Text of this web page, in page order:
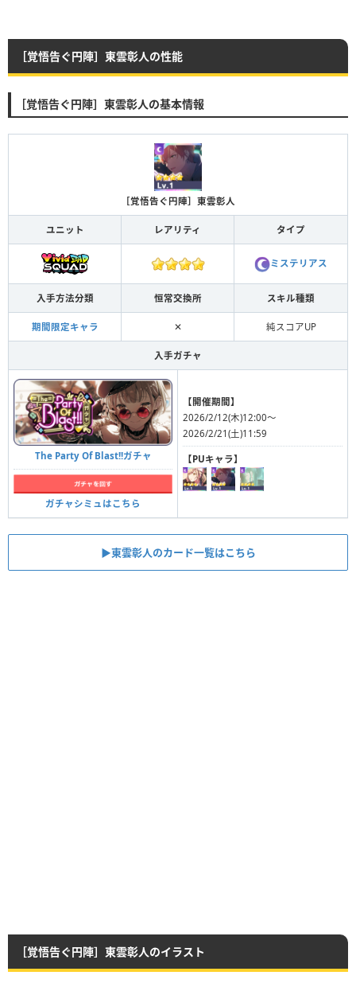
［覚悟告ぐ円陣］東雲彰人の性能
［覚悟告ぐ円陣］東雲彰人の基本情報
［覚悟告ぐ円陣］東雲彰人
ユニット レアリティ タイプ
ミステリアス
入手方法分類 恒常交換所 スキル種類
期間限定キャラ ✕ 純スコアUP
入手ガチャ
The Party Of Blast!!ガチャ
ガチャシミュはこちら
【開催期間】
2026/2/12(木)12:00〜
2026/2/21(土)11:59
【PUキャラ】
▶︎東雲彰人のカード一覧はこちら
［覚悟告ぐ円陣］東雲彰人のイラスト